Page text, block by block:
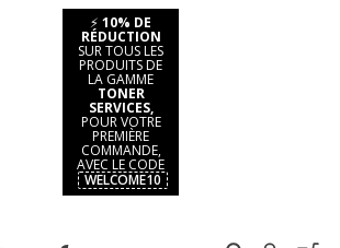
⚡ 10% DE
RÉDUCTION
SUR TOUS LES
PRODUITS DE
LA GAMME
TONER
SERVICES,
POUR VOTRE
PREMIÈRE
COMMANDE,
AVEC LE CODE
WELCOME10